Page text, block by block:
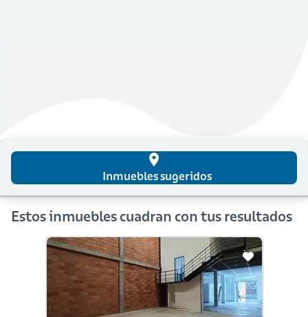
place
Inmuebles sugeridos
Estos inmuebles cuadran con tus resultados